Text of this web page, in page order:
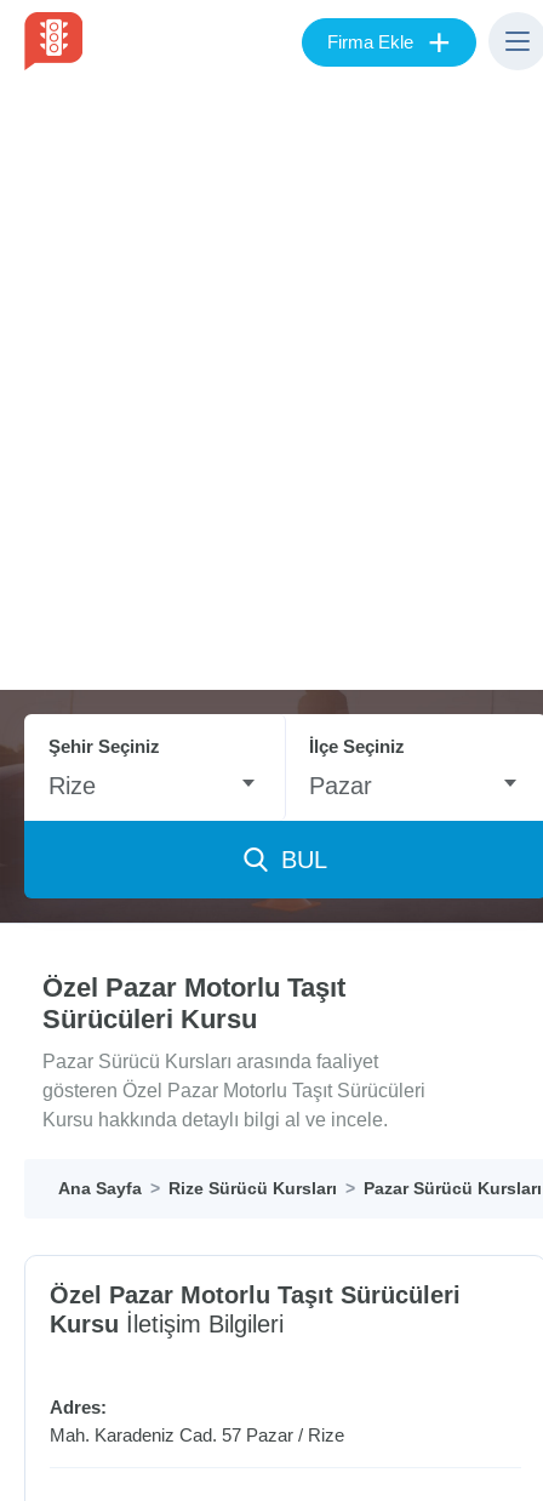
Firma Ekle +
Şehir Seçiniz
Rize
İlçe Seçiniz
Pazar
BUL
Özel Pazar Motorlu Taşıt
Sürücüleri Kursu
Pazar Sürücü Kursları arasında faaliyet
gösteren Özel Pazar Motorlu Taşıt Sürücüleri
Kursu hakkında detaylı bilgi al ve incele.
Ana Sayfa Rize Sürücü Kursları Pazar Sürücü Kursları
Özel Pazar Motorlu Taşıt Sürücüleri
Kursu İletişim Bilgileri
Adres:
Mah. Karadeniz Cad. 57 Pazar / Rize